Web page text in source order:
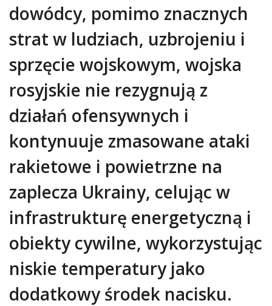
dowódcy, pomimo znacznych
strat w ludziach, uzbrojeniu i
sprzęcie wojskowym, wojska
rosyjskie nie rezygnują z
działań ofensywnych i
kontynuuje zmasowane ataki
rakietowe i powietrzne na
zaplecza Ukrainy, celując w
infrastrukturę energetyczną i
obiekty cywilne, wykorzystując
niskie temperatury jako
dodatkowy środek nacisku.